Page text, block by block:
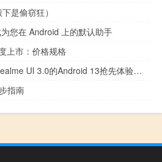
是偷窃狂）
您在 Android 上的默认助手
上市：价格规格
Realme GT 2接收基于Realme UI 3.0的Android 13抢先体验更新
指南